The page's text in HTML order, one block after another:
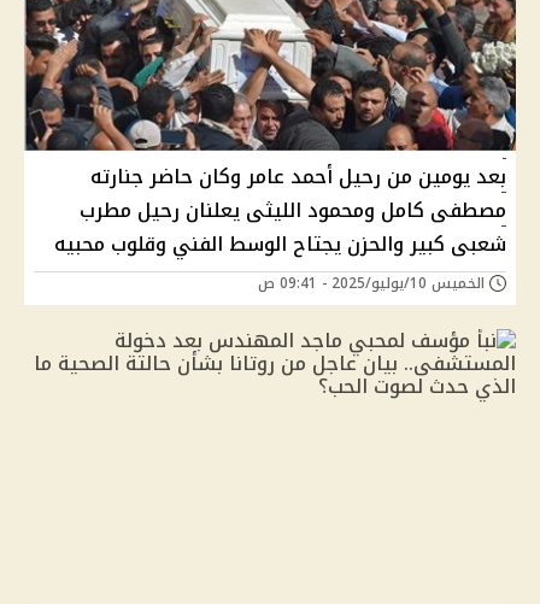
بعد يومين من رحيل أحمد عامر وكان حاضر جنارته
مصطفى كامل ومحمود الليثى يعلنان رحيل مطرب
شعبى كبير والحزن يجتاح الوسط الفني وقلوب محبيه
الخميس 10/يوليو/2025 - 09:41 ص